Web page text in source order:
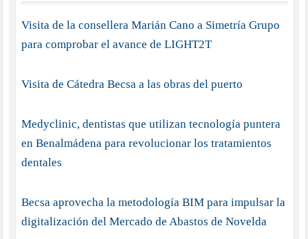
Visita de la consellera Marián Cano a Simetría Grupo
para comprobar el avance de LIGHT2T
Visita de Cátedra Becsa a las obras del puerto
Medyclinic, dentistas que utilizan tecnología puntera
en Benalmádena para revolucionar los tratamientos
dentales
Becsa aprovecha la metodología BIM para impulsar la
digitalización del Mercado de Abastos de Novelda